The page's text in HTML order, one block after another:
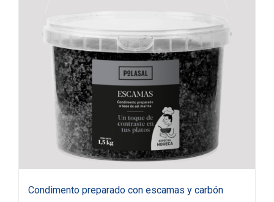
Condimento preparado con escamas y carbón